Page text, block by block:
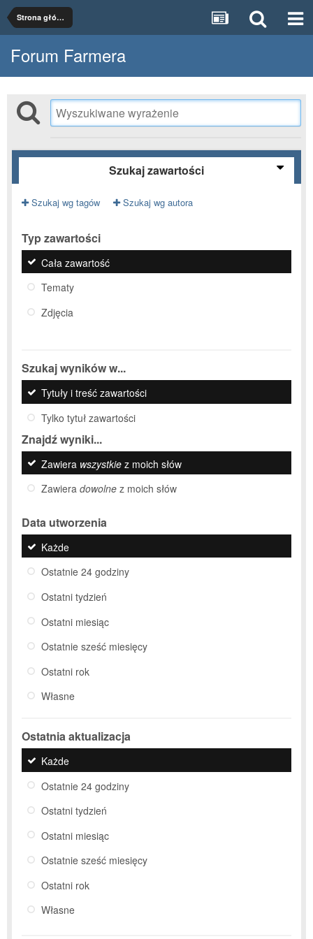
Strona główna
Forum Farmera
Szukaj zawartości
Szukaj wg tagów Szukaj wg autora
Typ zawartości
Cała zawartość
Tematy
Zdjęcia
Szukaj wyników w...
Tytuły i treść zawartości
Tylko tytuł zawartości
Znajdź wyniki...
Zawiera wszystkie z moich słów
Zawiera dowolne z moich słów
Data utworzenia
Każde
Ostatnie 24 godziny
Ostatni tydzień
Ostatni miesiąc
Ostatnie sześć miesięcy
Ostatni rok
Własne
Ostatnia aktualizacja
Każde
Ostatnie 24 godziny
Ostatni tydzień
Ostatni miesiąc
Ostatnie sześć miesięcy
Ostatni rok
Własne